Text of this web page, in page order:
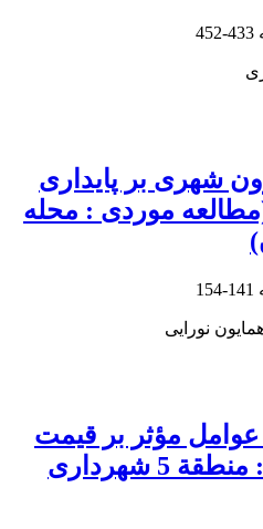
433-452
شهری بر پایداری
موردی : محله
141-154
نورایی
مؤثر بر قیمت
مسکن (موردشناسی: منطقة 5 شهرداری